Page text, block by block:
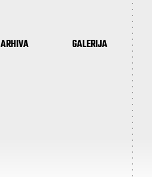
ARHIVA GALERIJA